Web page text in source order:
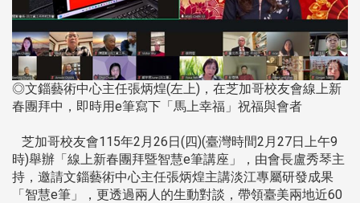
◎文錙藝術中心主任張炳煌(左上)，在芝加哥校友會線上新
春團拜中，即時用e筆寫下「馬上幸福」祝福與會者
芝加哥校友會115年2月26日(四)(臺灣時間2月27日上午9
時)舉辦「線上新春團拜暨智慧e筆講座」，由會長盧秀琴主
持，邀請文錙藝術中心主任張炳煌主講淡江專屬研發成果
「智慧e筆」，更透過兩人的生動對談，帶領臺美兩地近60